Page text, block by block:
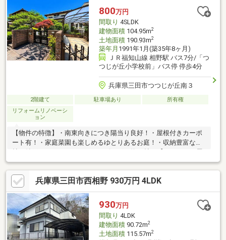
力の住まいです。駐車場スペースには、屋根があり雨の日でも安
心して大切なお車やバイクを駐車することが可能です。
800万円
間取り 4SLDK
建物面積104.95m2
土地面積190.93m2
築年月 1991年1月(築35年8ヶ月)
ＪＲ福知山線 相野駅 バス7分/「つ
つじが丘小学校前」バス停 停歩4分
兵庫県三田市つつじが丘南３
2階建て 駐車場あり
所有権
リフォームリノベーシ
ョン
【物件の特徴】・南東向きにつき陽当り良好！・屋根付きカーポ
ート有！・家庭菜園も楽しめるゆとりあるお庭！・収納豊富な約2
歴】・浴室交換（2019年6月）・トイレ交換（2014年2月）・洗面
化粧台交換（2013年12月）【担当者よりコメント】南東向きで陽
当り良好4LDKの戸建。約57.8坪のゆとりある敷地には家庭菜園や
ガーデニングを楽しめる広々としたお庭を備えています。約2帖の
納戸や収納豊富な収納スペースを確保。2019年に浴室、2014年に
トイレ、2013年に洗面化粧台の交換履歴があり室内は丁寧にお使
いです。
兵庫県三田市西相野 930万円 4LDK
930万円
間取り 4LDK
建物面積90.72m2
土地面積115.57m2